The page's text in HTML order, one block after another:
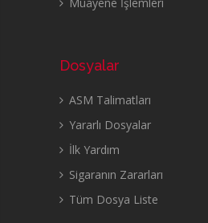
Dosyalar
ASM Talimatları
Yararlı Dosyalar
İlk Yardım
Sigaranın Zararları
Tüm Dosya Liste